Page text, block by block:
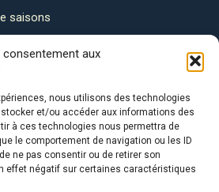
consentement aux
nous utilisons des technologies
et/ou accéder aux informations des
à ces technologies nous permettra de
le comportement de navigation ou les ID
ne pas consentir ou de retirer son
effet négatif sur certaines caractéristiques
saisons